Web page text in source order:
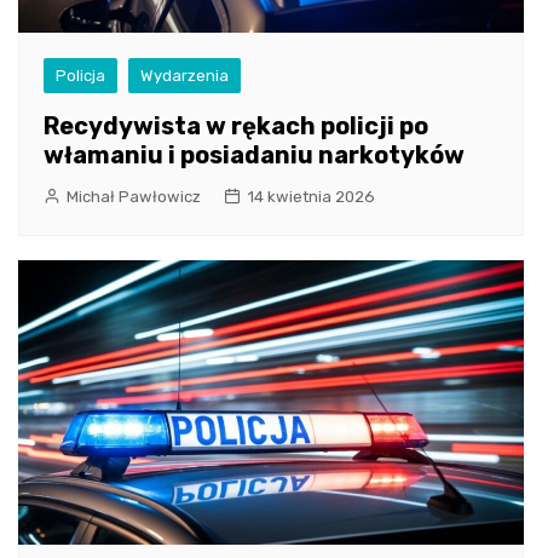
Policja Wydarzenia
Recydywista w rękach policji po
włamaniu i posiadaniu narkotyków
Michał Pawłowicz 14 kwietnia 2026